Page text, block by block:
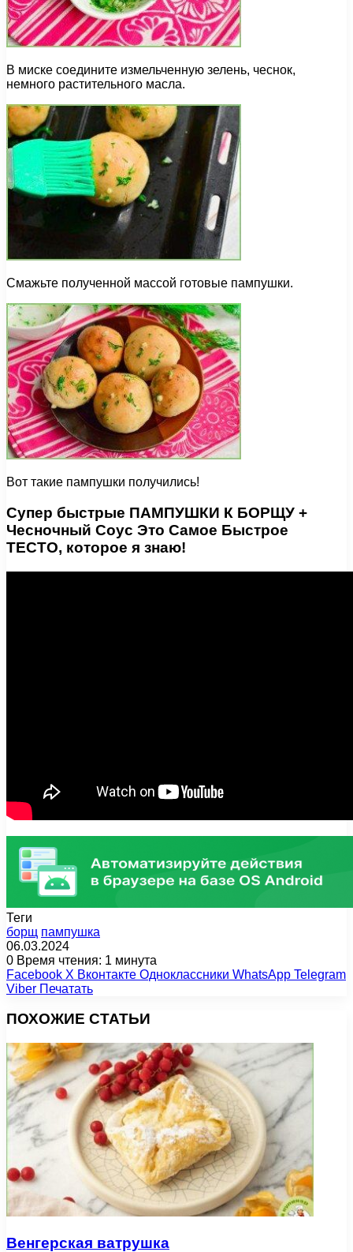
В миске соедините измельченную зелень, чеснок,
немного растительного масла.
Смажьте полученной массой готовые пампушки.
Вот такие пампушки получились!
Супер быстрые ПАМПУШКИ К БОРЩУ +
Чесночный Соус Это Самое Быстрое
ТЕСТО, которое я знаю!
Теги
борщ пампушка
06.03.2024
0 Время чтения: 1 минута
Facebook X Вконтакте Одноклассники WhatsApp Telegram
Viber Печатать
ПОХОЖИЕ СТАТЬИ
Венгерская ватрушка